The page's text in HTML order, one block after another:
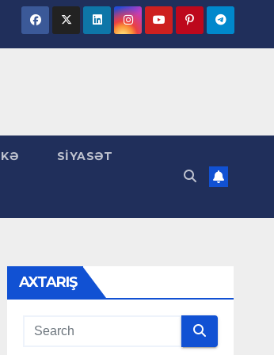
SİYASƏT
AXTARIŞ